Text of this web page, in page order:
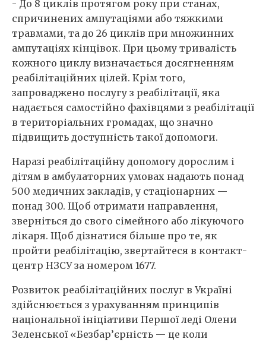
- До 8 циклів протягом року при станах,
спричинених ампутаціями або тяжкими
травмами, та до 26 циклів при множинних
ампутаціях кінцівок. При цьому тривалість
кожного циклу визначається досягненням
реабілітаційних цілей. Крім того,
запроваджено послугу з реабілітації, яка
надається самостійно фахівцями з реабілітації
в територіальних громадах, що значно
підвищить доступність такої допомоги.
Наразі реабілітаційну допомогу дорослим і
дітям в амбулаторних умовах надають понад
500 медичних закладів, у стаціонарних —
понад 300. Щоб отримати направлення,
зверніться до свого сімейного або лікуючого
лікаря. Щоб дізнатися більше про те, як
пройти реабілітацію, звертайтеся в контакт-
центр НЗСУ за номером 1677.
Розвиток реабілітаційних послуг в Україні
здійснюється з урахуванням принципів
національної ініціативи Першої леді Олени
Зеленської «Безбар’єрність — це коли